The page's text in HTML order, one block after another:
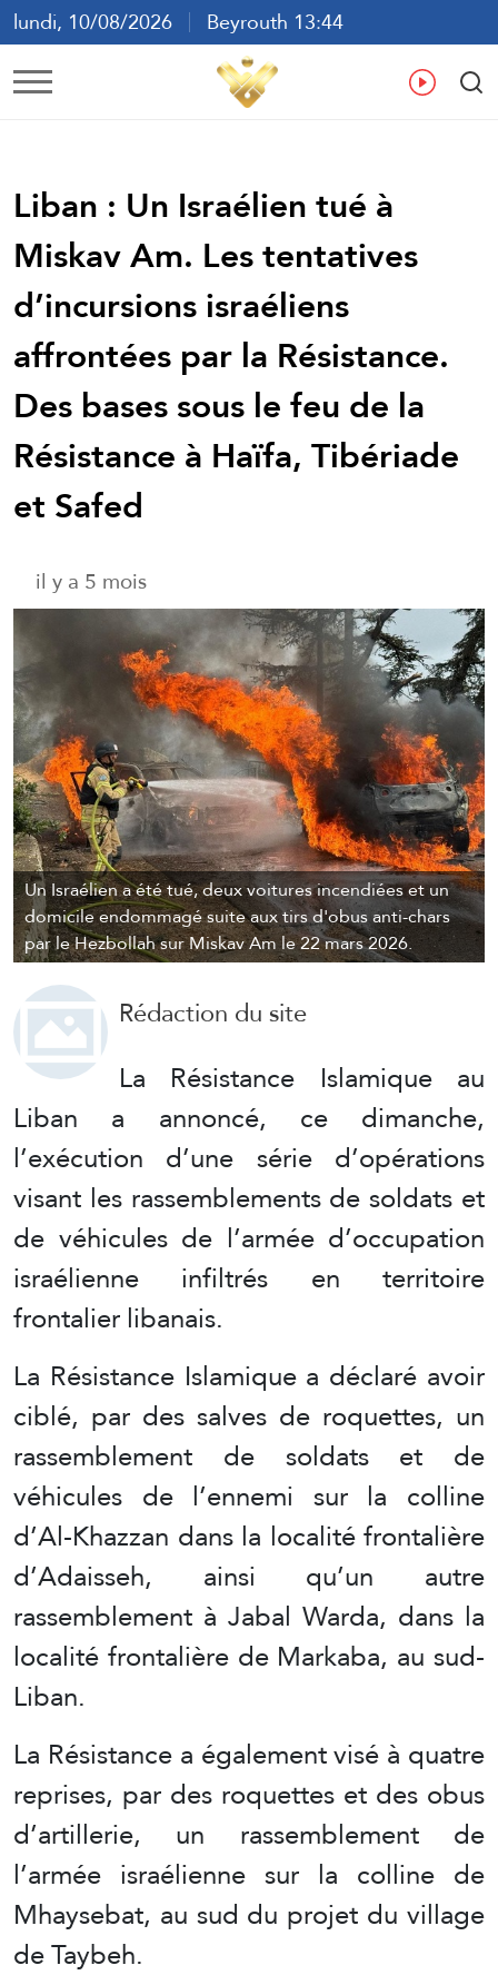
lundi, 10/08/2026
Beyrouth 13:44
ع
Liban : Un Israélien tué à
Miskav Am. Les tentatives
d’incursions israéliens
affrontées par la Résistance.
Des bases sous le feu de la
Résistance à Haïfa, Tibériade
et Safed
il y a 5 mois
Un Israélien a été tué, deux voitures incendiées et un
domicile endommagé suite aux tirs d'obus anti-chars
par le Hezbollah sur Miskav Am le 22 mars 2026.
Rédaction du site
La Résistance Islamique au
Liban a annoncé, ce dimanche,
l’exécution d’une série d’opérations
visant les rassemblements de soldats et
de véhicules de l’armée d’occupation
israélienne infiltrés en territoire
frontalier libanais.
La Résistance Islamique a déclaré avoir
ciblé, par des salves de roquettes, un
rassemblement de soldats et de
véhicules de l’ennemi sur la colline
d’Al-Khazzan dans la localité frontalière
d’Adaisseh, ainsi qu’un autre
rassemblement à Jabal Warda, dans la
localité frontalière de Markaba, au sud-
Liban.
La Résistance a également visé à quatre
reprises, par des roquettes et des obus
d’artillerie, un rassemblement de
l’armée israélienne sur la colline de
Mhaysebat, au sud du projet du village
de Taybeh.